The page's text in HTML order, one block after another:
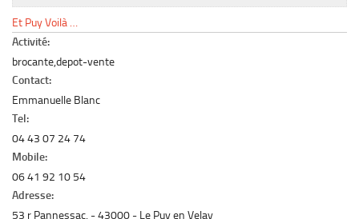
Le marché du mobilier d’occasion
Insertion Annuaire
Contact
Et Puy Voilà …
Activité:
brocante,depot-vente
Contact:
Emmanuelle Blanc
Tel:
04 43 07 24 74
Mobile:
06 41 92 10 54
Adresse:
53 r Pannessac, 43000
Le Puy en Velay